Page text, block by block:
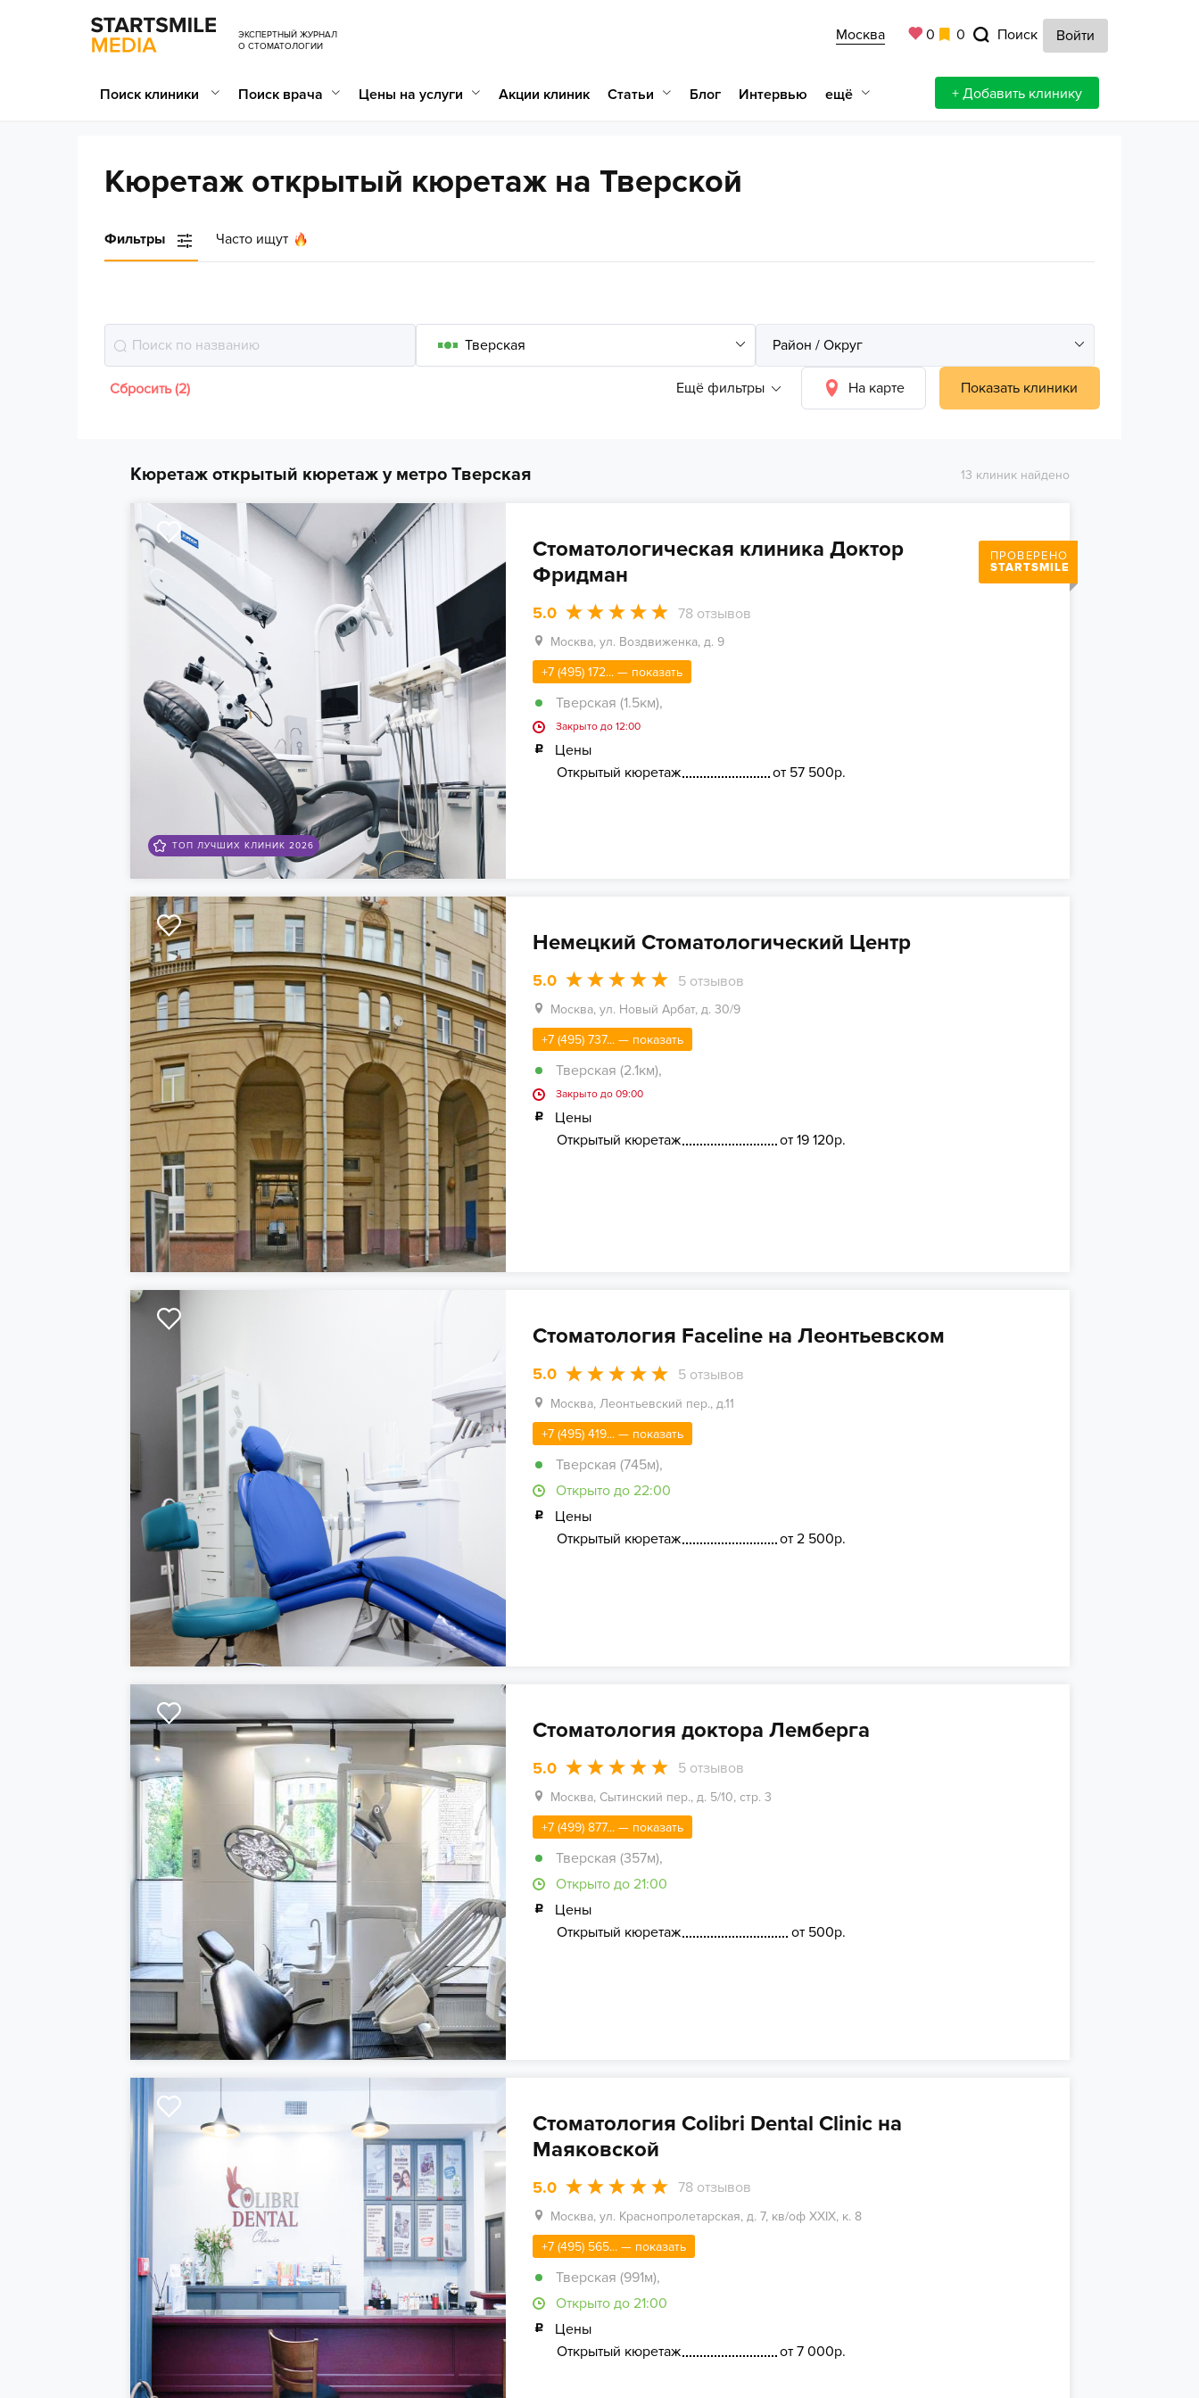
ЭКСПЕРТНЫЙ ЖУРНАЛ
О СТОМАТОЛОГИИ
Москва 0 0 Поиск Войти
Поиск клиники Поиск врача Цены на услуги Акции клиник Статьи Блог Интервью ещё + Добавить клинику
Кюретаж открытый кюретаж на Тверской
Фильтры Часто ищут
Ещё фильтры На карте Показать клиники
Сбросить (2)
Кюретаж открытый кюретаж у метро Тверская 13 клиник найдено
ТОП ЛУЧШИХ КЛИНИК 2026
ПРОВЕРЕНО
STARTSMILE
Стоматологическая клиника Доктор
Фридман
5.0 78отзывов
Москва, ул. Воздвиженка, д. 9
+7 (495) 172... — показать
Тверская (1.5км),
Закрыто до 12:00
Цены
Открытый кюретаж
от 57 500р.
Немецкий Стоматологический Центр
5.0 5отзывов
Москва, ул. Новый Арбат, д. 30/9
+7 (495) 737... — показать
Тверская (2.1км),
Закрыто до 09:00
Цены
Открытый кюретаж
от 19 120р.
Стоматология Faceline на Леонтьевском
5.0 5отзывов
Москва, Леонтьевский пер., д.11
+7 (495) 419... — показать
Тверская (745м),
Открыто до 22:00
Цены
Открытый кюретаж
от 2 500р.
Стоматология доктора Лемберга
5.0 5отзывов
Москва, Сытинский пер., д. 5/10, стр. 3
+7 (499) 877... — показать
Тверская (357м),
Открыто до 21:00
Цены
Открытый кюретаж
от 500р.
Стоматология Colibri Dental Clinic на
Маяковской
5.0 78отзывов
Москва, ул. Краснопролетарская, д. 7, кв/оф ХХIХ, к. 8
+7 (495) 565... — показать
Тверская (991м),
Открыто до 21:00
Цены
Открытый кюретаж
от 7 000р.